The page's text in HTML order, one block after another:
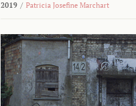
2019 / Patricia Josefine Marchart